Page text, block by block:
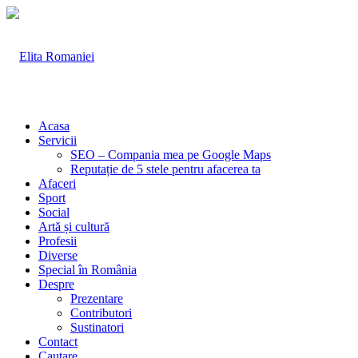
Acasa
Servicii
SEO – Compania mea pe Google Maps
Reputație de 5 stele pentru afacerea ta
Afaceri
Sport
Social
Artă și cultură
Profesii
Diverse
Special în România
Despre
Prezentare
Contributori
Sustinatori
Contact